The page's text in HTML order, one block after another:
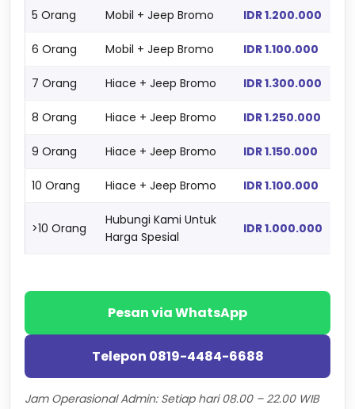
5 Orang Mobil + Jeep Bromo IDR 1.200.000
6 Orang Mobil + Jeep Bromo IDR 1.100.000
7 Orang Hiace + Jeep Bromo IDR 1.300.000
8 Orang Hiace + Jeep Bromo IDR 1.250.000
9 Orang Hiace + Jeep Bromo IDR 1.150.000
10 Orang Hiace + Jeep Bromo IDR 1.100.000
>10 Orang
Hubungi Kami Untuk
Harga Spesial
IDR 1.000.000
Pesan via WhatsApp
Telepon 0819-4484-6688
Jam Operasional Admin: Setiap hari 08.00 – 22.00 WIB